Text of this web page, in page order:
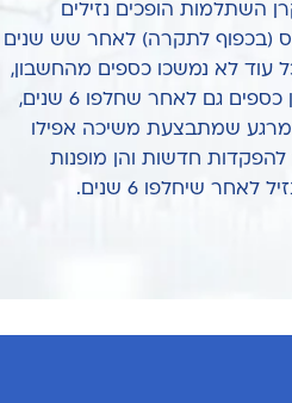
השתלמות הופכים נזילים
(בכפוף לתקרה) לאחר שש שנים
עוד לא נמשכו כספים מהחשבון,
ניתן להמשיך ולהפקיד לחשבון כספים גם לאחר שחלפו 6 שנים,
מרגע שמתבצעת משיכה אפילו
חדשות והן מופנות
שיחלפו 6 שנים.